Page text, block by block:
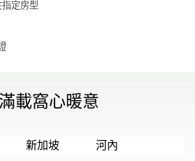
指定房型
載窩心暖意
新加坡 河內